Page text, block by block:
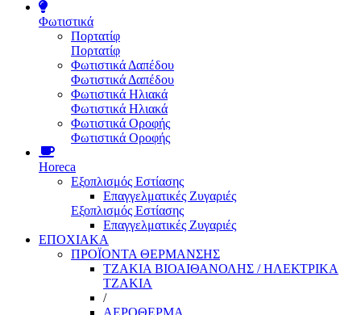
Φωτιστικά
Πορτατίφ
Πορτατίφ
Φωτιστικά Δαπέδου
Φωτιστικά Δαπέδου
Φωτιστικά Ηλιακά
Φωτιστικά Ηλιακά
Φωτιστικά Οροφής
Φωτιστικά Οροφής
Horeca
Εξοπλισμός Εστίασης
Επαγγελματικές Ζυγαριές
Εξοπλισμός Εστίασης
Επαγγελματικές Ζυγαριές
ΕΠΟΧΙΑΚΑ
ΠΡΟΪΟΝΤΑ ΘΕΡΜΑΝΣΗΣ
ΤΖΑΚΙΑ ΒΙΟΑΙΘΑΝΟΛΗΣ / ΗΛΕΚΤΡΙΚΑ
ΤΖΑΚΙΑ
/
ΑΕΡΟΘΕΡΜΑ